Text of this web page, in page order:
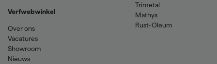
Verfwebwinkel
Over ons
Vacatures
Showroom
Nieuws
Trimetal
Mathys
Rust-Oleum